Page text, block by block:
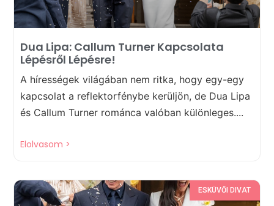
Dua Lipa: Callum Turner Kapcsolata
Lépésről Lépésre!
A hírességek világában nem ritka, hogy egy-egy
kapcsolat a reflektorfénybe kerüljön, de Dua Lipa
és Callum Turner románca valóban különleges....
Elolvasom >
ESKÜVŐI DIVAT